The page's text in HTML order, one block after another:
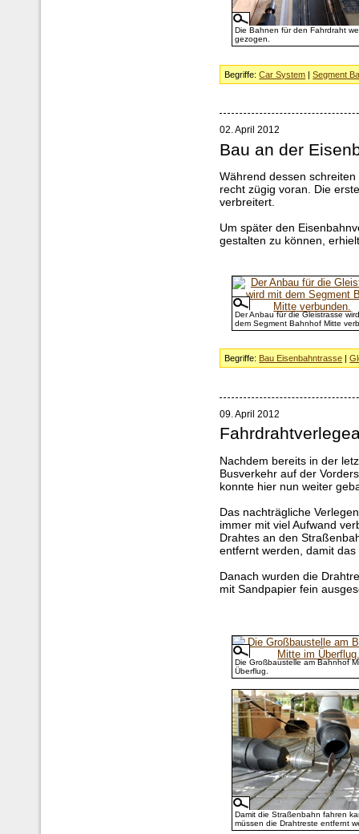
Die Bahnen für den Fahrdraht
gezogen.
Begriffe:Car System |Segment
02. April 2012
Bau an der
Während dessen
recht zügig voran. Die
verbreitert.
Um später den
gestalten zu können,
Der Anbau für die Gleistrasse
dem Segment Bahnhof Mitte
Begriffe: Bau Eisenbahntrasse |
09. April 2012
Nachdem bereits in der
Busverkehr auf der
konnte hier nun weiter
Das nachträgliche
immer mit viel Aufwand
Drahtes an den
entfernt werden, damit
Danach wurden die
mit Sandpapier fein
Die Großbaustelle am Bahnhof
Überflug.
Damit die Straßenbahn fahren
müssen die Drahtreste entfernt